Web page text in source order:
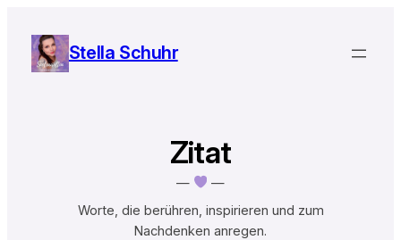
Inhalt
springen
Stella Schuhr
Zitat
—
—
Worte, die berühren, inspirieren und zum
Nachdenken anregen.